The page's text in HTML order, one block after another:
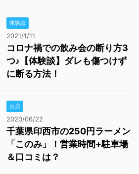
体験談
2021/1/11
コロナ禍での飲み会の断り方3
つ♪【体験談】ダレも傷つけず
に断る方法！
お店
2020/06/22
千葉県印西市の250円ラーメン
「このみ」！営業時間+駐車場
＆口コミは？